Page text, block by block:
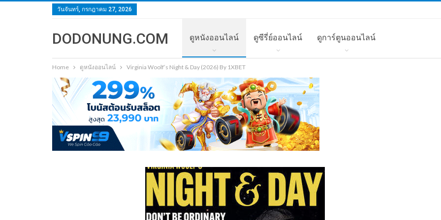
วันจันทร์, กรกฎาคม 27, 2026
DODONUNG.COM ดูหนังออนไลน์ ดูซีรี่ย์ออนไลน์ ดูการ์ตูนออนไลน์
Home ดูหนังออนไลน์ Virginia Woolf’s Night & Day (2026) By 1XBET